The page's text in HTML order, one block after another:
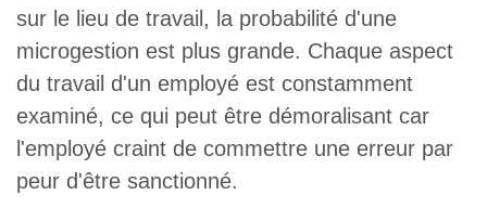
sur le lieu de travail, la probabilité d'une
microgestion est plus grande. Chaque aspect
du travail d'un employé est constamment
examiné, ce qui peut être démoralisant car
l'employé craint de commettre une erreur par
peur d'être sanctionné.